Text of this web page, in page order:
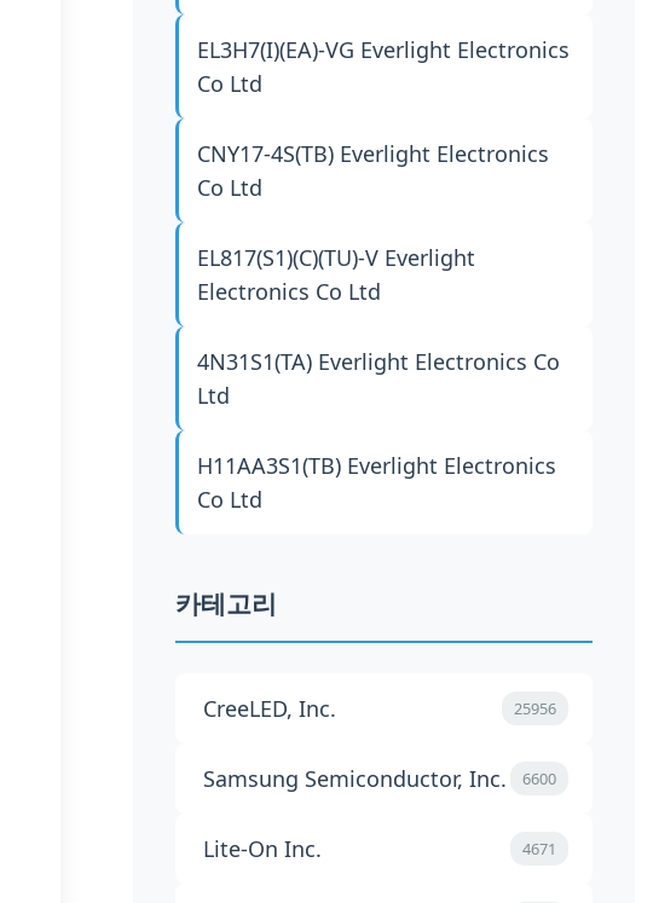
EL3H7(I)(EA)-VG Everlight Electronics
Co Ltd
CNY17-4S(TB) Everlight Electronics
Co Ltd
EL817(S1)(C)(TU)-V Everlight
Electronics Co Ltd
4N31S1(TA) Everlight Electronics Co
Ltd
H11AA3S1(TB) Everlight Electronics
Co Ltd
카테고리
CreeLED, Inc. 25956
Samsung Semiconductor, Inc. 6600
Lite-On Inc. 4671